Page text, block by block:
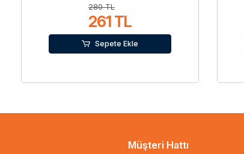
280 TL
261 TL
Sepete Ekle
Müşteri Hattı